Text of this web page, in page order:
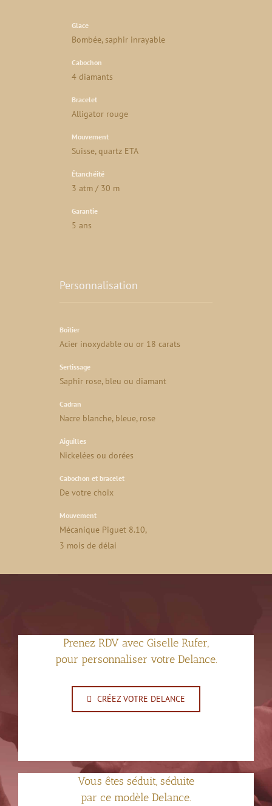
Glace
Bombée, saphir inrayable
Cabochon
4 diamants
Bracelet
Alligator rouge
Mouvement
Suisse, quartz ETA
Étanchéité
3 atm / 30 m
Garantie
5 ans
Personnalisation
Boîtier
Acier inoxydable ou or 18 carats
Sertissage
Saphir rose, bleu ou diamant
Cadran
Nacre blanche, bleue, rose
Aiguilles
Nickelées ou dorées
Cabochon et bracelet
De votre choix
Mouvement
Mécanique Piguet 8.10,
3 mois de délai
Prenez RDV avec Giselle Rufer,
pour personnaliser votre Delance.
CRÉEZ VOTRE DELANCE
Vous êtes séduit, séduite
par ce modèle Delance.